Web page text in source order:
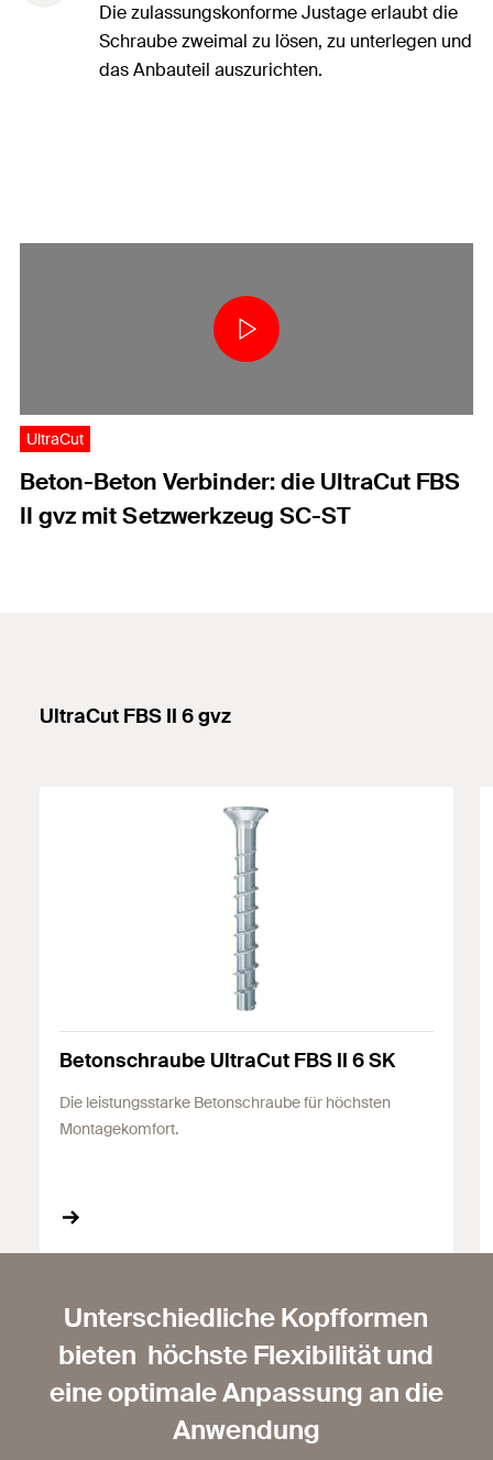
Die zulassungskonforme Justage erlaubt die
Schraube zweimal zu lösen, zu unterlegen und
das Anbauteil auszurichten.
UltraCut
Beton-Beton Verbinder: die UltraCut FBS
II gvz mit Setzwerkzeug SC-ST
UltraCut FBS II 6 gvz
Betonschraube UltraCut FBS II 6 SK
Die leistungsstarke Betonschraube für höchsten
Montagekomfort.
Unterschiedliche Kopfformen
bieten höchste Flexibilität und
eine optimale Anpassung an die
Anwendung